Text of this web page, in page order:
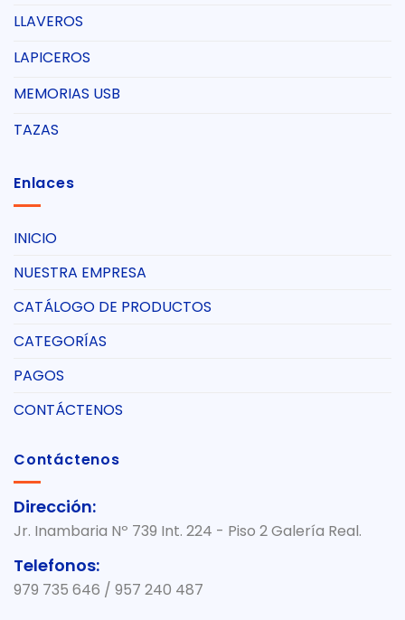
LLAVEROS
LAPICEROS
MEMORIAS USB
TAZAS
Enlaces
INICIO
NUESTRA EMPRESA
CATÁLOGO DE PRODUCTOS
CATEGORÍAS
PAGOS
CONTÁCTENOS
Contáctenos
Dirección:
Jr. Inambaria Nº 739 Int. 224 - Piso 2 Galería Real.
Telefonos:
979 735 646 / 957 240 487